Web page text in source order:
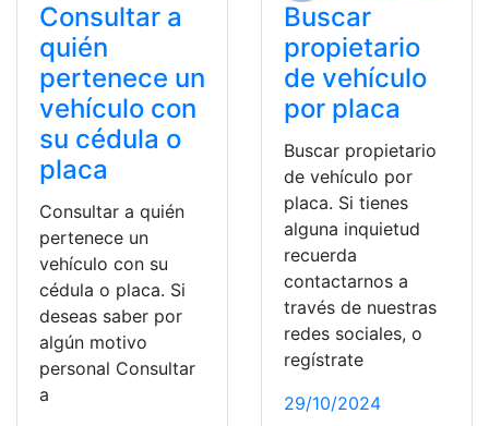
Consultar a
quién
pertenece un
vehículo con
su cédula o
placa
Consultar a quién
pertenece un
vehículo con su
cédula o placa. Si
deseas saber por
algún motivo
personal Consultar
a
Buscar
propietario
de vehículo
por placa
Buscar propietario
de vehículo por
placa. Si tienes
alguna inquietud
recuerda
contactarnos a
través de nuestras
redes sociales, o
regístrate
29/10/2024